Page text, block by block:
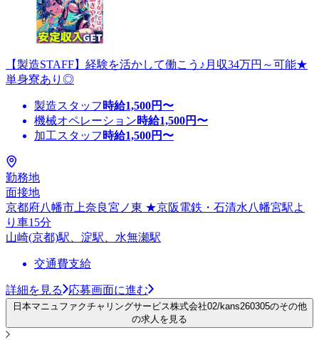
【製造STAFF】経験を活かして働こう♪月収34万円～可能★
単身寮あり◎
製造スタッフ 時給1,500円〜
機械オペレーション時給1,500円〜
加工スタッフ 時給1,500円〜
勤務地
面接地
京都府八幡市上奈良宮ノ東 ★京阪電鉄・石清水八幡宮駅よ
り車15分
山崎(京都)駅、淀駅、水無瀬駅
交通費支給
詳細を見る 応募画面に進む
日本マニュファクチャリングサービス株式会社02/kans260305のその他
の求人を見る